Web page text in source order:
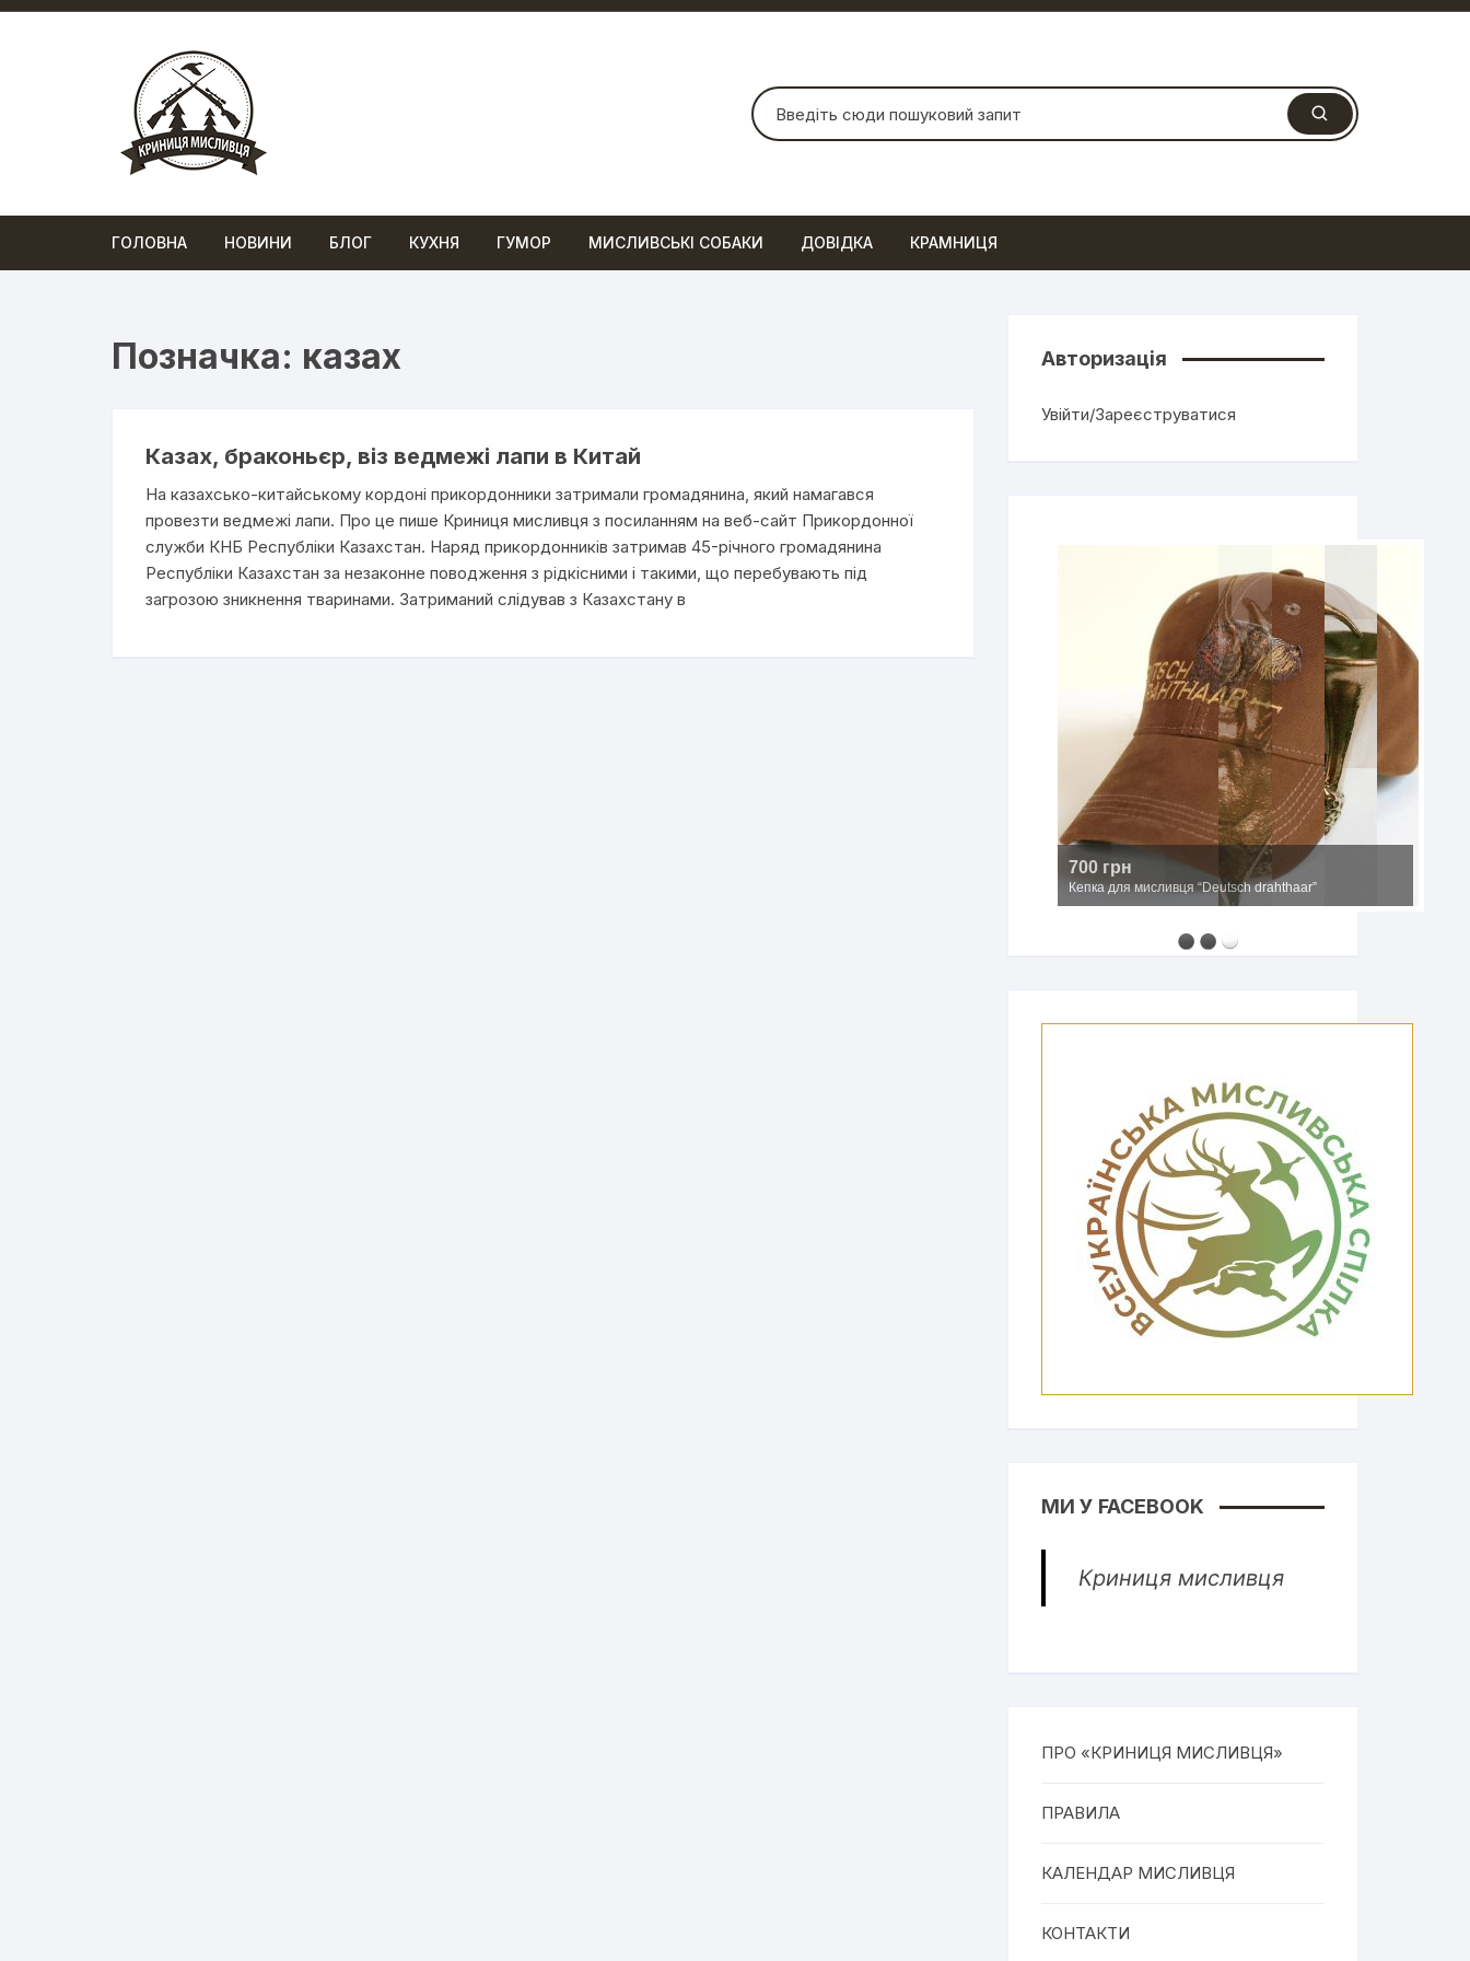
Перейти
Шукати:
ГОЛОВНА НОВИНИ БЛОГ КУХНЯ ГУМОР МИСЛИВСЬКІ СОБАКИ ДОВІДКА КРАМНИЦЯ
Позначка: казах
Казах, браконьєр, віз ведмежі лапи в Китай
На казахсько-китайському кордоні прикордонники затримали громадянина, який намагався
провезти ведмежі лапи. Про це пише Криниця мисливця з посиланням на веб-сайт Прикордонної
служби КНБ Республіки Казахстан. Наряд прикордонників затримав 45-річного громадянина
Республіки Казахстан за незаконне поводження з рідкісними і такими, що перебувають під
загрозою зникнення тваринами. Затриманий слідував з Казахстану в
Авторизація
Увійти/Зареєструватися
700 грн
Кепка для мисливця “Deutsch drahthaar”
МИ У FACEBOOK
Криниця мисливця
ПРО «КРИНИЦЯ МИСЛИВЦЯ»
ПРАВИЛА
КАЛЕНДАР МИСЛИВЦЯ
КОНТАКТИ